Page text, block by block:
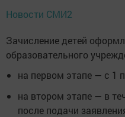
Новости СМИ2
Зачисление детей
образовательного
на первом этапе — с 1
на втором этапе — в
после подачи